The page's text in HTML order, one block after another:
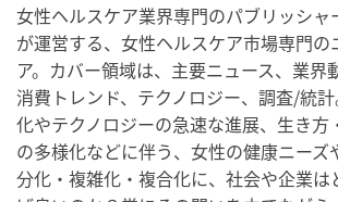
女性ヘルスケア業界専門のパブリッシャ
が運営する、女性ヘルスケア市場専門の
ア。カバー領域は、主要ニュース、業界
消費トレンド、テクノロジー、調査/統
化やテクノロジーの急速な進展、生き方
の多様化などに伴う、女性の健康ニーズ
分化・複雑化・複合化に、社会や企業は